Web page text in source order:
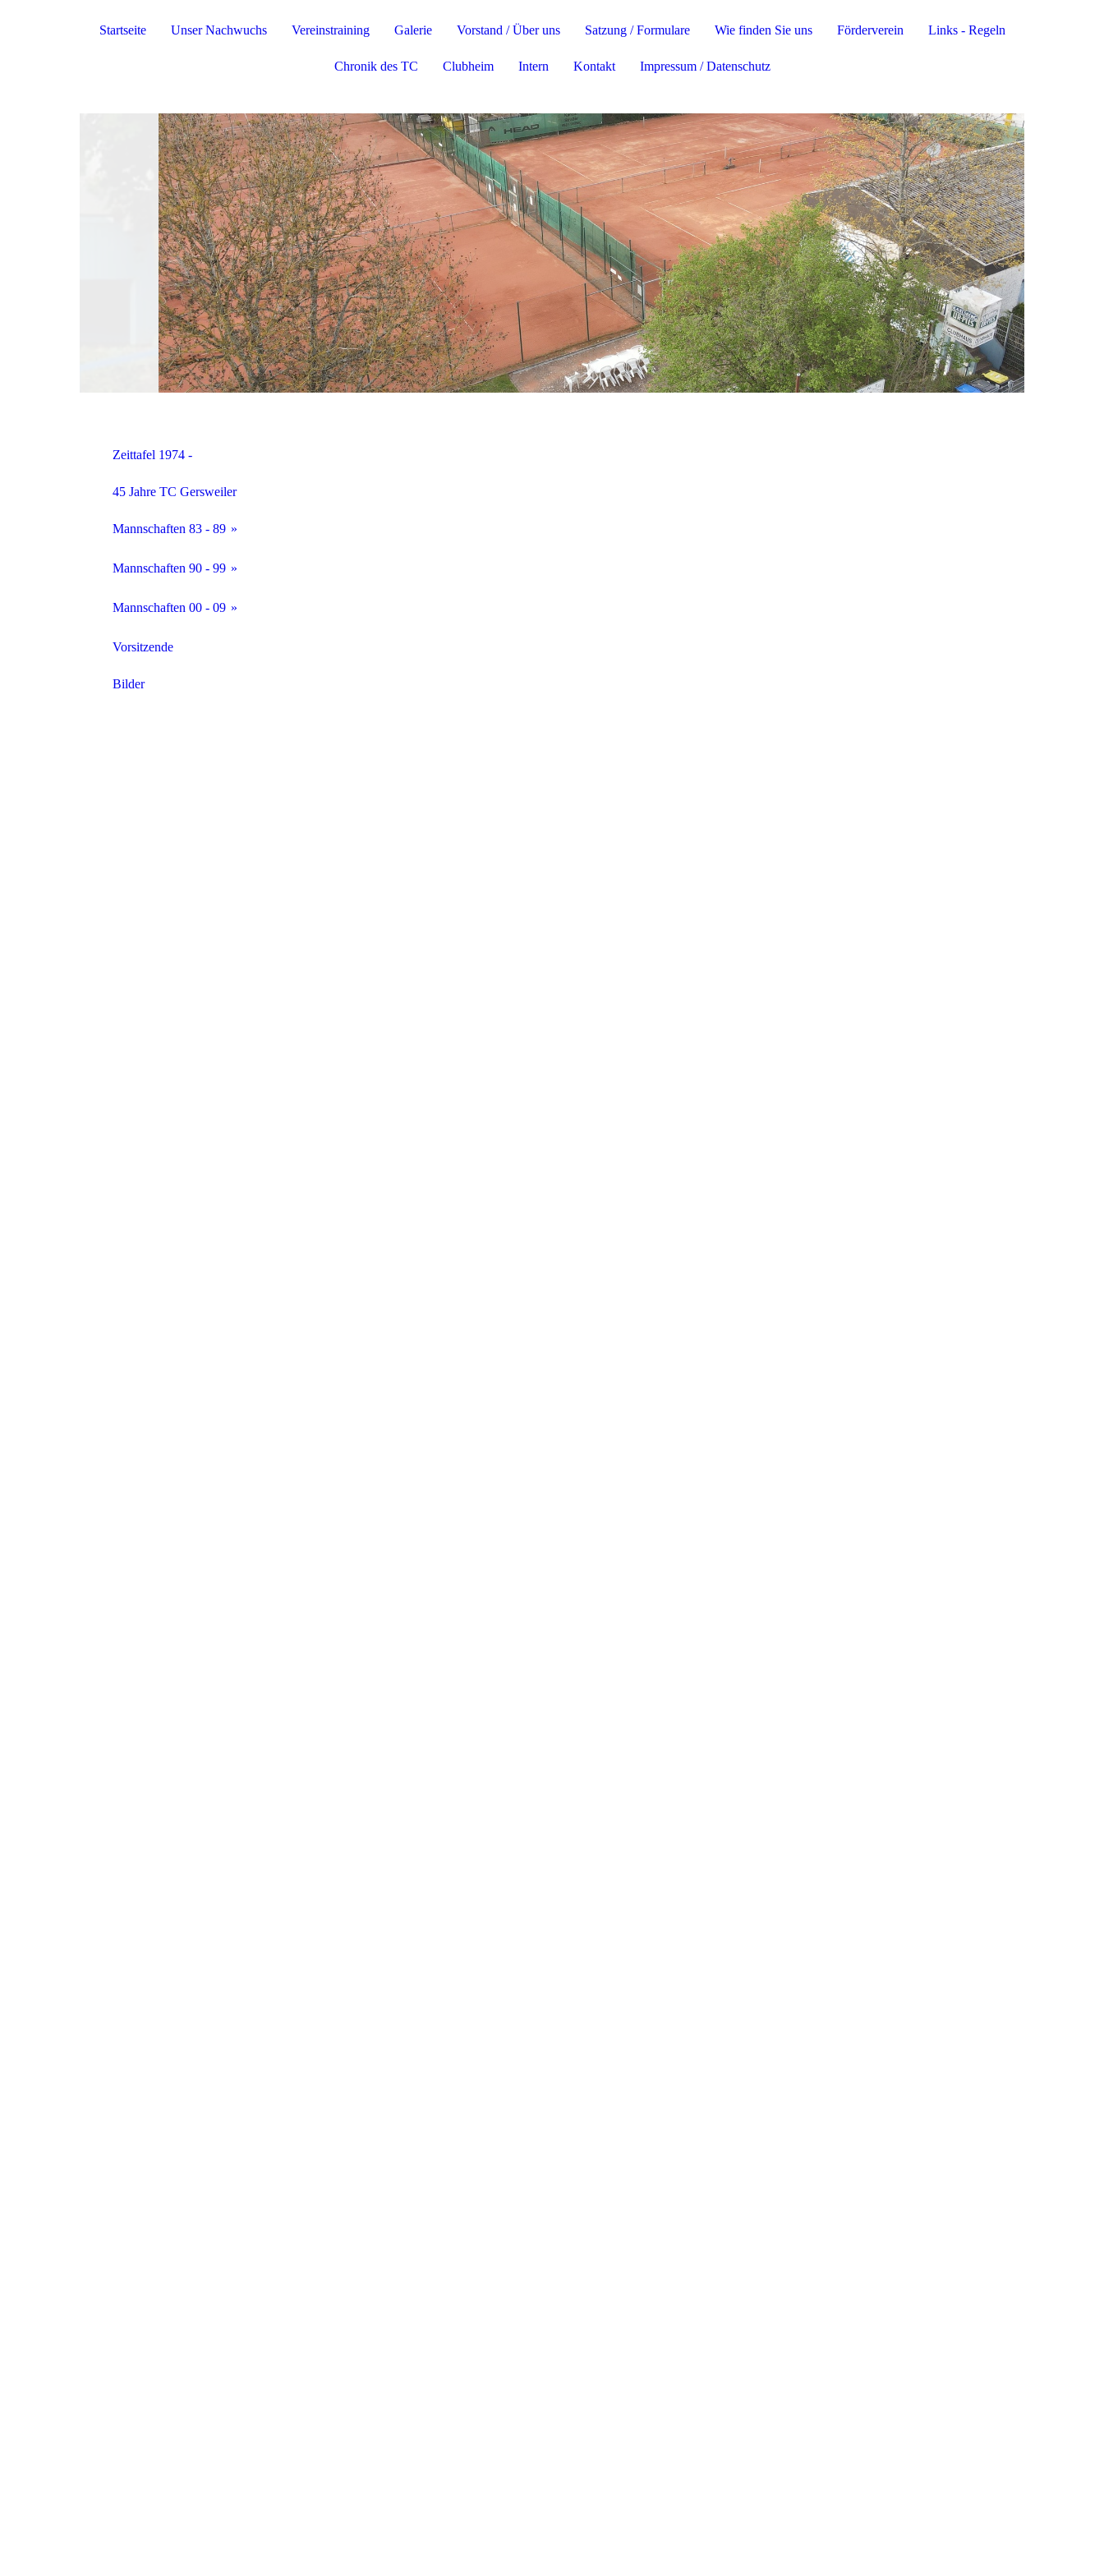
Startseite Unser Nachwuchs Vereinstraining Galerie Vorstand / Über uns Satzung / Formulare Wie finden Sie uns Förderverein Links - Regeln
Chronik des TC Clubheim Intern Kontakt Impressum / Datenschutz
Zeittafel 1974 -
45 Jahre TC Gersweiler
Mannschaften 83 - 89
1983 Mannschaften
1984 Mannschaften
1986 Mannschaften
1987 Mannschaften
Mannschaften 90 - 99
1990 Mannschaften
1991 Mannschaften
1992 Mannschaften
Mannschaften 00 - 09
Mannschaften 2000
Mannschaften 2001
Vorsitzende
Bilder